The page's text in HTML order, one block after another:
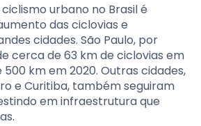
urbano no Brasil é
das ciclovias e
cidades. São Paulo, por
cerca de 63 km de ciclovias em
km em 2020. Outras cidades,
e Curitiba, também seguiram
em infraestrutura que